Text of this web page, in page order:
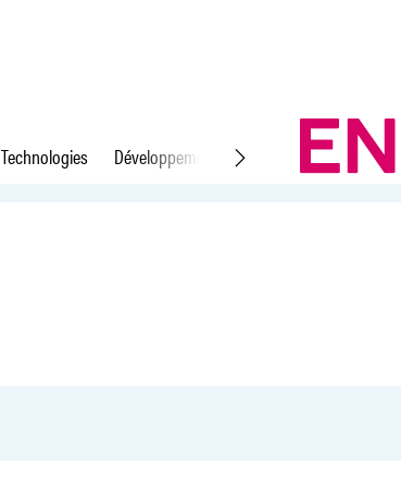
Technologies Développement durable Droit du travail